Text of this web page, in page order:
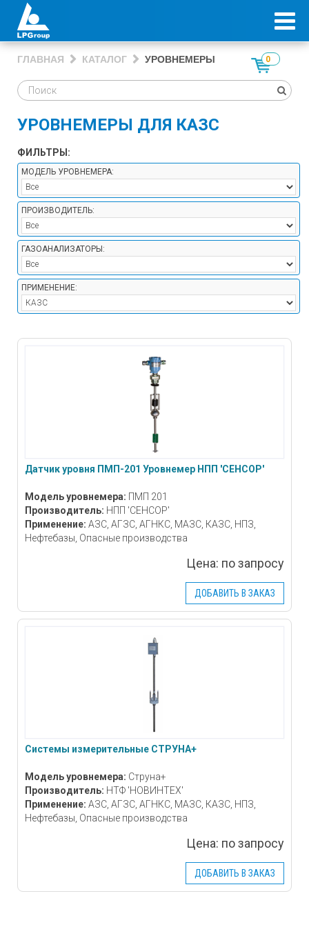
ГЛАВНАЯ КАТАЛОГ УРОВНЕМЕРЫ 0
УРОВНЕМЕРЫ ДЛЯ КАЗС
ФИЛЬТРЫ:
МОДЕЛЬ УРОВНЕМЕРА:
ПРОИЗВОДИТЕЛЬ:
ГАЗОАНАЛИЗАТОРЫ:
ПРИМЕНЕНИЕ:
Датчик уровня ПМП-201 Уровнемер НПП 'СЕНСОР'
Модель уровнемера: ПМП 201
Производитель: НПП 'СЕНСОР'
Применение: АЗС, АГЗС, АГНКС, МАЗС, КАЗС, НПЗ,
Нефтебазы, Опасные производства
Цена: по запросу
ДОБАВИТЬ В ЗАКАЗ
Системы измерительные СТРУНА+
Модель уровнемера: Струна+
Производитель: НТФ 'НОВИНТЕХ'
Применение: АЗС, АГЗС, АГНКС, МАЗС, КАЗС, НПЗ,
Нефтебазы, Опасные производства
Цена: по запросу
ДОБАВИТЬ В ЗАКАЗ